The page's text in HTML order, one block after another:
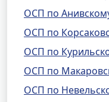
ОСП по
ОСП по
ОСП по
ОСП по
ОСП по